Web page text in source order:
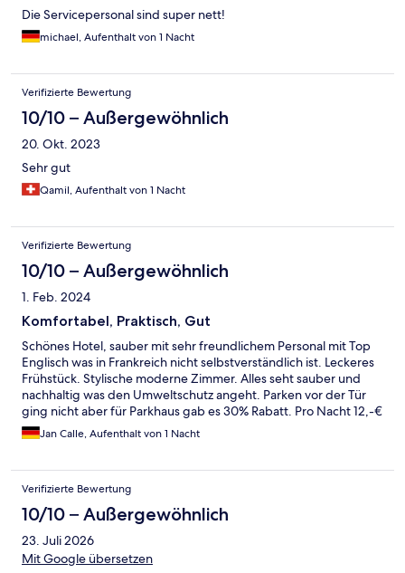
Die Servicepersonal sind super nett!
michael, Aufenthalt von 1 Nacht
Verifizierte Bewertung
10/10 – Außergewöhnlich
20. Okt. 2023
Sehr gut
Qamil, Aufenthalt von 1 Nacht
Verifizierte Bewertung
10/10 – Außergewöhnlich
1. Feb. 2024
Komfortabel, Praktisch, Gut
Schönes Hotel, sauber mit sehr freundlichem Personal mit Top
Englisch was in Frankreich nicht selbstverständlich ist. Leckeres
Frühstück. Stylische moderne Zimmer. Alles seht sauber und
nachhaltig was den Umweltschutz angeht. Parken vor der Tür
ging nicht aber für Parkhaus gab es 30% Rabatt. Pro Nacht 12,-€
Parkgebühr ist ok. Restaurant unten war auch lecker, die
Rooftop bar eher etwas ungemütlich/langweilig und ziemlich
top, nur leider ab 7.00 Uhr etwas laut…also nix für
Langschläfer…
Jan Calle, Aufenthalt von 1 Nacht
Verifizierte Bewertung
10/10 – Außergewöhnlich
23. Juli 2026
Mit Google übersetzen